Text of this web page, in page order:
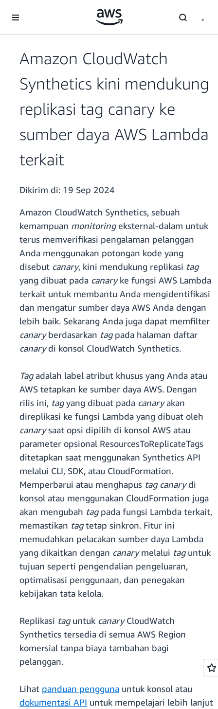
Amazon CloudWatch
Synthetics kini mendukung
replikasi tag canary ke
sumber daya AWS Lambda
terkait
Dikirim di: 19 Sep 2024
Amazon CloudWatch Synthetics, sebuah
kemampuan monitoringeksternal-dalam untuk
terus memverifikasi pengalaman pelanggan
Anda menggunakan potongan kode yang
disebut canary, kini mendukung replikasi tag
yang dibuat pada canaryke fungsi AWS Lambda
terkait untuk membantu Anda mengidentifikasi
dan mengatur sumber daya AWS Anda dengan
lebih baik. Sekarang Anda juga dapat memfilter
canaryberdasarkan tagpada halaman daftar
canarydi konsol CloudWatch Synthetics.
Tagadalah label atribut khusus yang Anda atau
AWS tetapkan ke sumber daya AWS. Dengan
rilis ini, tagyang dibuat pada canaryakan
direplikasi ke fungsi Lambda yang dibuat oleh
canarysaat opsi dipilih di konsol AWS atau
parameter opsional ResourcesToReplicateTags
ditetapkan saat menggunakan Synthetics API
melalui CLI, SDK, atau CloudFormation.
Memperbarui atau menghapus tag canarydi
konsol atau menggunakan CloudFormation juga
akan mengubah tagpada fungsi Lambda terkait,
memastikan tagtetap sinkron. Fitur ini
memudahkan pelacakan sumber daya Lambda
yang dikaitkan dengan canarymelalui taguntuk
tujuan seperti pengendalian pengeluaran,
optimalisasi penggunaan, dan penegakan
kebijakan tata kelola.
Replikasi taguntuk canaryCloudWatch
Synthetics tersedia di semua AWS Region
komersial tanpa biaya tambahan bagi
pelanggan.
Lihat panduan pengguna untuk konsol atau
dokumentasi API untuk mempelajari lebih lanjut